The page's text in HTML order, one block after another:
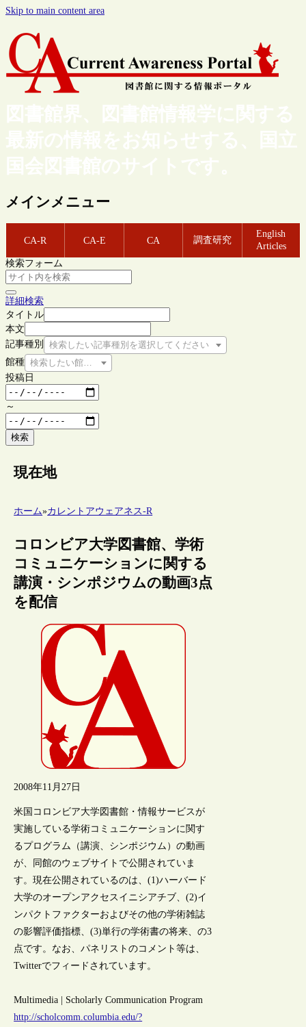
Skip to main content area
図書館界、図書館情報学に関する
最新の情報をお知らせする、国立
国会図書館のサイトです。
メインメニュー
CA-R CA-E CA 調査研究
English
Articles
検索フォーム
詳細検索
タイトル
本文
記事種別
検索したい記事種別を選択してください
館種 検索したい館種を選択してください
投稿日
～
検索
現在地
ホーム»カレントアウェアネス-R
コロンビア大学図書館、学術
コミュニケーションに関する
講演・シンポジウムの動画3点
を配信
2008年11月27日
米国コロンビア大学図書館・情報サービスが
実施している学術コミュニケーションに関す
るプログラム（講演、シンポジウム）の動画
が、同館のウェブサイトで公開されていま
す。現在公開されているのは、(1)ハーバード
大学のオープンアクセスイニシアチブ、(2)イ
ンパクトファクターおよびその他の学術雑誌
の影響評価指標、(3)単行の学術書の将来、の3
点です。なお、パネリストのコメント等は、
Twitterでフィードされています。
Multimedia | Scholarly Communication Program
http://scholcomm.columbia.edu/?